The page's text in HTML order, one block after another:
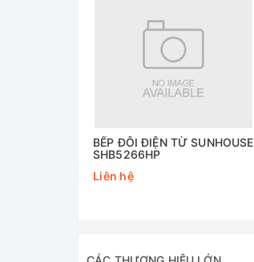
BẾP ĐÔI ĐIỆN TỪ SUNHOUSE
SHB5266HP
Liên hệ